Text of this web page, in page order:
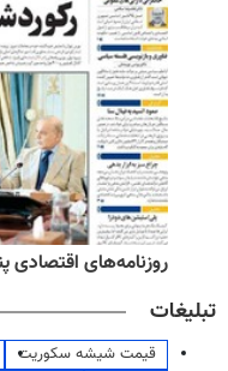
روزنامه‌های اقتصادی پنج‌شنبه ۱۵
تبلیغات
قیمت شیشه سکوریت